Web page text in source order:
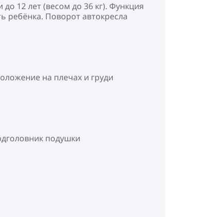
12 лет (весом до 36 кг). Функция
ребёнка. Поворот автокресла
на плечах и груди
подушки